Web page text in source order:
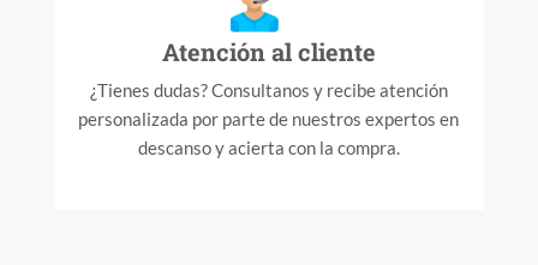
Atención al cliente
¿Tienes dudas? Consultanos y recibe atención
personalizada por parte de nuestros expertos en
descanso y acierta con la compra.